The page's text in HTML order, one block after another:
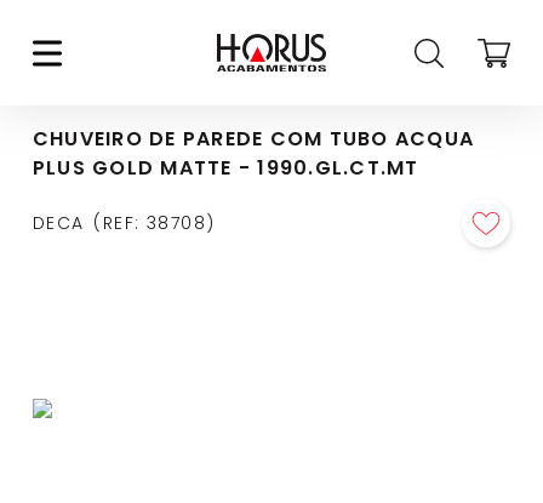
CHUVEIRO DE PAREDE COM TUBO ACQUA
PLUS GOLD MATTE - 1990.GL.CT.MT
DECA REF: 38708